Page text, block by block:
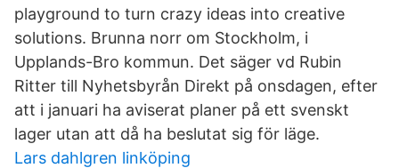
playground to turn crazy ideas into creative
solutions. Brunna norr om Stockholm, i
Upplands-Bro kommun. Det säger vd Rubin
Ritter till Nyhetsbyrån Direkt på onsdagen, efter
att i januari ha aviserat planer på ett svenskt
lager utan att då ha beslutat sig för läge.
Lars dahlgren linköping